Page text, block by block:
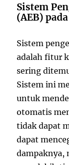
Sistem
(AEB)
Sistem
adalah fitur
sering
Sistem ini
untuk
otomatis
tidak dapat
dapat
dampaknya,